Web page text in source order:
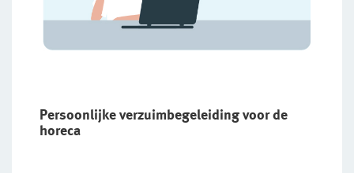
Persoonlijke verzuimbegeleiding voor de
horeca